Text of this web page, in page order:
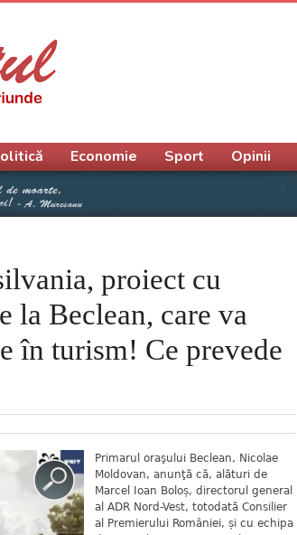
proiect cu
la Beclean, care va
în turism! Ce prevede
Primarul oraşului Beclean, Nicolae
Moldovan, anunţă că, alături de
Marcel Ioan Boloș, directorul general
al ADR Nord-Vest, totodată Consilier
al Premierului României, și cu echipa
Economie Sport Opinii